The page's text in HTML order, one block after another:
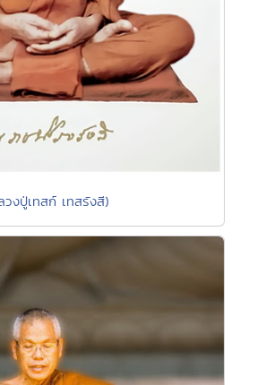
วงปู่เทสก์ เทสรังสี)